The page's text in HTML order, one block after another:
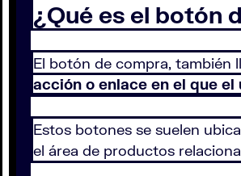
¿Qué es el botón
El botón de compra, también
acción o enlace en el que
Estos botones se suelen
el área de productos